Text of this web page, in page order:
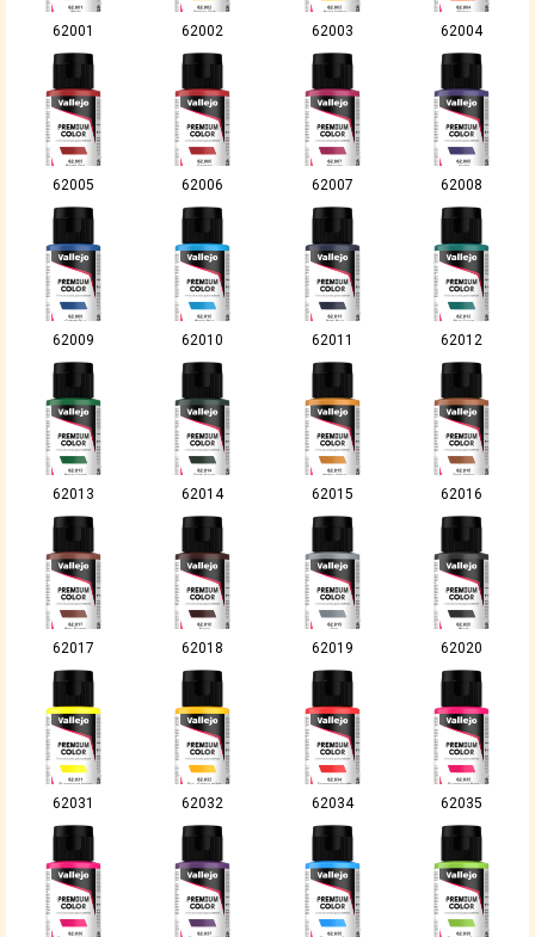
62001 62002 62003 62004
62005 62006 62007 62008
62009 62010 62011 62012
62013 62014 62015 62016
62017 62018 62019 62020
62031 62032 62034 62035